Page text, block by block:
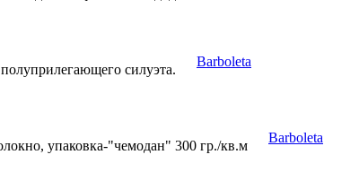
силуэта.
Barboleta
упаковка-"чемодан" 300 гр./кв.м
Barboleta